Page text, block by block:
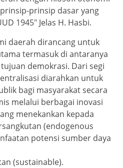
prinsip dasar yang
1945″ Jelas H. Hasbi.
daerah dirancang untuk
termasuk di antaranya
demokrasi. Dari segi
diarahkan untuk
bagi masyarakat secara
melalui berbagai inovasi
menekankan kepada
(endogenous
potensi sumber daya
(sustainable).